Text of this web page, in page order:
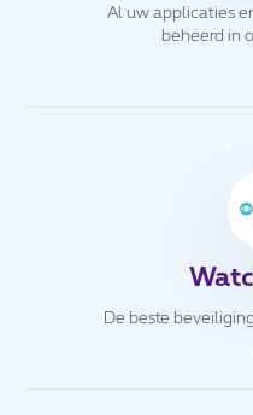
Al uw applicaties
beheerd in
De beste